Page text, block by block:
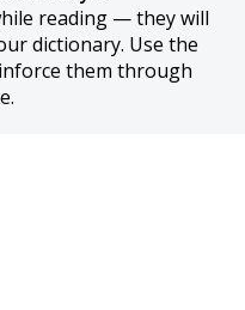
reading — they will
dictionary. Use the
them through